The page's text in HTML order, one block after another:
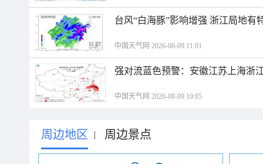
台风“白海豚”影响增强 浙江局地有
中国天气网 2026-08-09 11:01
强对流蓝色预警：安徽江苏上海浙
中国天气网 2026-08-09 10:05
周边地区 | 周边景点